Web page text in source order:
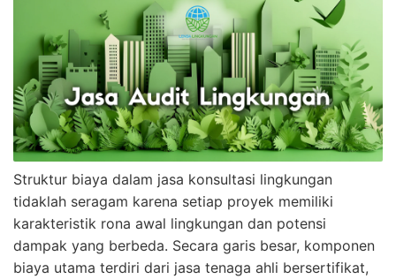
Struktur biaya dalam jasa konsultasi lingkungan
tidaklah seragam karena setiap proyek memiliki
karakteristik rona awal lingkungan dan potensi
dampak yang berbeda. Secara garis besar, komponen
biaya utama terdiri dari jasa tenaga ahli bersertifikat,